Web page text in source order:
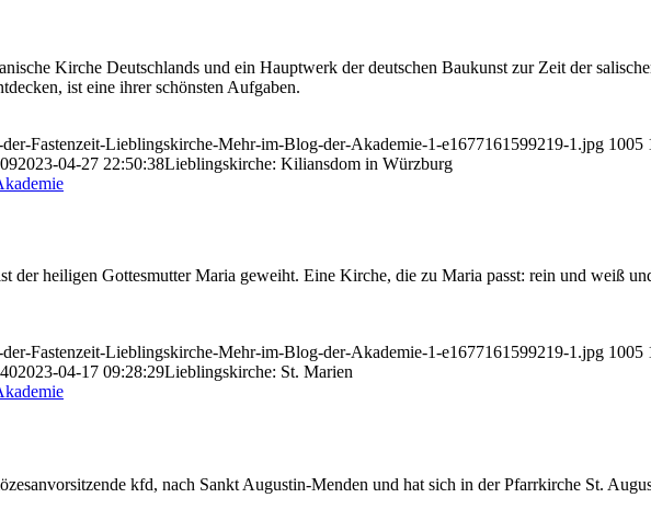
Kirche Deutschlands und ein Hauptwerk der deutschen Baukunst zur Zeit der
ist eine ihrer schönsten Aufgaben.
Fastenzeit-Lieblingskirche-Mehr-im-Blog-der-Akademie-1-e1677161599219-1.jpg 1005
2023-04-27 22:50:38Lieblingskirche: Kiliansdom in Würzburg
heiligen Gottesmutter Maria geweiht. Eine Kirche, die zu Maria passt: rein und weiß
Fastenzeit-Lieblingskirche-Mehr-im-Blog-der-Akademie-1-e1677161599219-1.jpg 1005
2023-04-17 09:28:29Lieblingskirche: St. Marien
kfd, nach Sankt Augustin-Menden und hat sich in der Pfarrkirche St.